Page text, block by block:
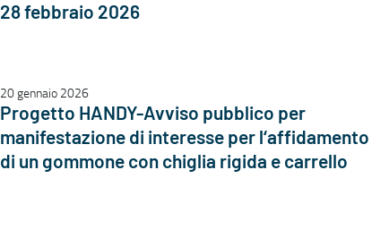
28 febbraio 2026
20 gennaio 2026
Progetto HANDY-Avviso pubblico per
manifestazione di interesse per l‘affidamento
di un gommone con chiglia rigida e carrello